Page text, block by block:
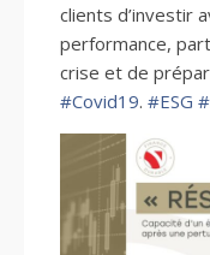
clients d’investir
performance,
crise et de
#Covid19. #ESG #